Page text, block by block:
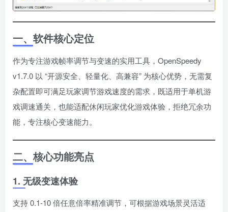
一、软件核心定位
作为专注游戏帧率调节与变速的实用工具，OpenSpeedy
v1.7.0 以 “开源安全、轻量化、高兼容” 为核心优势，无需复
杂配置即可满足玩家调节游戏速度的需求，既适用于单机游
戏调速通关，也能适配休闲玩家优化游戏体验，拒绝冗余功
能，专注核心变速能力。
二、核心功能亮点
1. 无级变速体验
支持 0.1-10 倍任意倍率精准调节，可根据游戏场景灵活适